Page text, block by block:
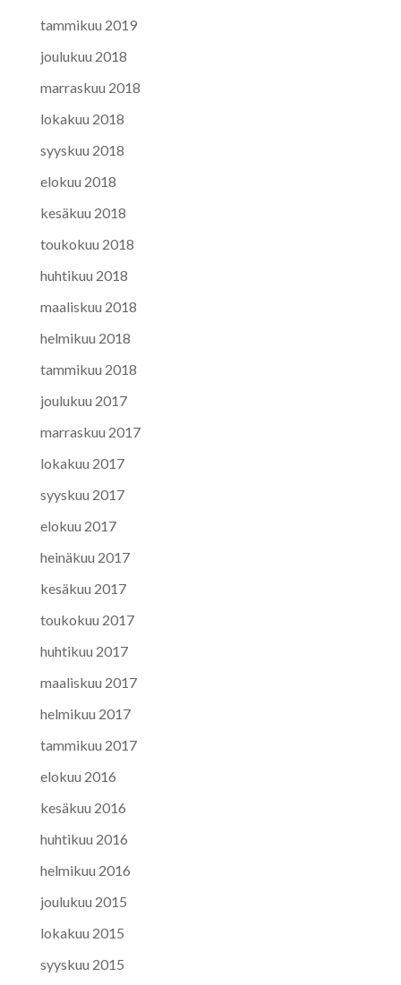
tammikuu 2019
joulukuu 2018
marraskuu 2018
lokakuu 2018
syyskuu 2018
elokuu 2018
kesäkuu 2018
toukokuu 2018
huhtikuu 2018
maaliskuu 2018
helmikuu 2018
tammikuu 2018
joulukuu 2017
marraskuu 2017
lokakuu 2017
syyskuu 2017
elokuu 2017
heinäkuu 2017
kesäkuu 2017
toukokuu 2017
huhtikuu 2017
maaliskuu 2017
helmikuu 2017
tammikuu 2017
elokuu 2016
kesäkuu 2016
huhtikuu 2016
helmikuu 2016
joulukuu 2015
lokakuu 2015
syyskuu 2015